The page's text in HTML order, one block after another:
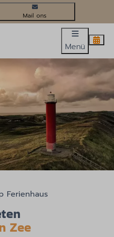
info@callinghevakanties.nl
Menü
Ferienhaus
Zee